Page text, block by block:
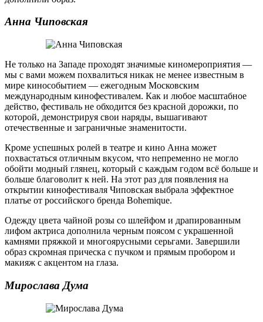
Анна Чиповская
Не только на Западе проходят значимые киномероприятия —
мы с вами можем похвалиться никак не менее известным в
мире кинособытием — ежегодным Московским
международным кинофестивалем. Как и любое масштабное
действо, фестиваль не обходится без красной дорожки, по
которой, демонстрируя свои наряды, вышагивают
отечественные и заграничные знаменитости.
Кроме успешных ролей в театре и кино Анна может
похвастаться отличным вкусом, что непременно не могло
обойти модный глянец, который с каждым годом всё больше и
больше благоволит к ней. На этот раз для появления на
открытии кинофестиваля Чиповская выбрала эффектное
платье от российского бренда Bohemique.
Одежду цвета чайной розы со шлейфом и драпированным
лифом актриса дополнила черным поясом с украшенной
камнями пряжкой и многоярусными серьгами. Завершили
образ скромная прическа с пучком и прямым пробором и
макияж с акцентом на глаза.
Мирослава Дума